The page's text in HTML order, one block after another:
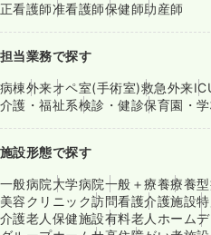
正看護師准看護師保健師助産師
担当業務で探す
病棟外来オペ室(手術室)救急外来
介護・福祉系検診・健診保育園・
施設形態で探す
一般病院大学病院一般＋療養療養
美容クリニック訪問看護介護施設
介護老人保健施設有料老人ホーム